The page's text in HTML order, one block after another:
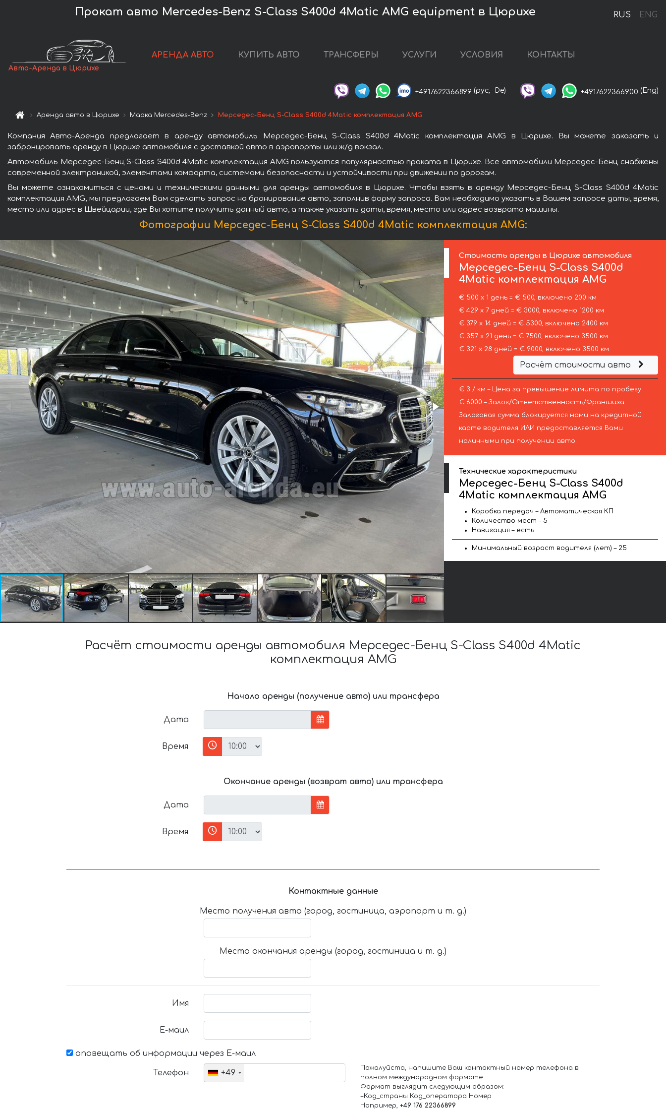
RUS ENG
Прокат авто Mercedes-Benz S-Class S400d 4Matic AMG equipment в Цюрихе
Авто-Аренда в Цюрихе
АРЕНДА АВТО КУПИТЬ АВТО ТРАНСФЕРЫ УСЛУГИ УСЛОВИЯ КОНТАКТЫ
+4917622366899 (рус, De) +4917622366900 (Eng)
Аренда авто в Цюрихе Марка Mercedes-Benz Мерседес-Бенц S-Class S400d 4Matic комплектация AMG
Компания Авто-Аренда предлагает в аренду автомобиль Мерседес-Бенц S-Class S400d 4Matic комплектация AMG в Цюрихе. Вы можете заказать и
забронировать аренду в Цюрихе автомобиля с доставкой авто в аэропорты или ж/д вокзал.
Автомобиль Мерседес-Бенц S-Class S400d 4Matic комплектация AMG пользуются популярностью проката в Цюрихе. Все автомобили Мерседес-Бенц снабжены
современной электроникой, элементами комфорта, системами безопасности и устойчивости при движении по дорогам.
Вы можете ознакомиться с ценами и техническими данными для аренды автомобиля в Цюрихе. Чтобы взять в аренду Мерседес-Бенц S-Class S400d 4Matic
комплектация AMG, мы предлагаем Вам сделать запрос на бронирование авто, заполнив форму запроса. Вам необходимо указать в Вашем запросе даты, время,
место или адрес в Швейцарии, где Вы хотите получить данный авто, а также указать даты, время, место или адрес возврата машины.
Фотографии Мерседес-Бенц S-Class S400d 4Matic комплектация AMG:
Стоимость аренды в Цюрихе автомобиля
Мерседес-Бенц S-Class S400d
4Matic комплектация AMG
€ 500 х 1 день = € 500, включено 200 км
€ 429 х 7 дней = € 3000, включено 1200 км
€ 379 х 14 дней = € 5300, включено 2400 км
€ 357 х 21 день = € 7500, включено 3500 км
€ 321 х 28 дней = € 9000, включено 3500 км
Расчёт стоимости авто
€ 3 / км – Цена за превышение лимита по пробегу
€ 6000 – Залог/Ответственность/Франшиза.
Залоговая сумма блокируется нами на кредитной
карте водителя ИЛИ предоставляется Вами
наличными при получении авто.
Технические характеристики
Мерседес-Бенц S-Class S400d
4Matic комплектация AMG
Коробка передач – Автоматическая КП
Количество мест – 5
Навигация – есть
Минимальный возраст водителя (лет) – 25
Расчёт стоимости аренды автомобиля Мерседес-Бенц S-Class S400d 4Matic
комплектация AMG
Начало аренды (получение авто) или трансфера
Дата
Время
Окончание аренды (возврат авто) или трансфера
Дата
Время
Контактные данные
Место получения авто (город, гостиница, аэропорт и т. д.)
Место окончания аренды (город, гостиница и т. д.)
Имя
Е-маил
оповещать об информации через Е-маил
Телефон +49
Пожалуйста, напишите Ваш контактный номер телефона в
полном международном формате.
Формат выглядит следующим образом:
+Код_страны Код_оператора Номер
Например, +49 176 22366899